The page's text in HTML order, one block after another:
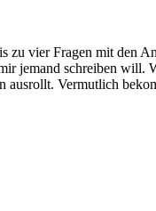
zu vier Fragen mit den
jemand schreiben will.
Vermutlich